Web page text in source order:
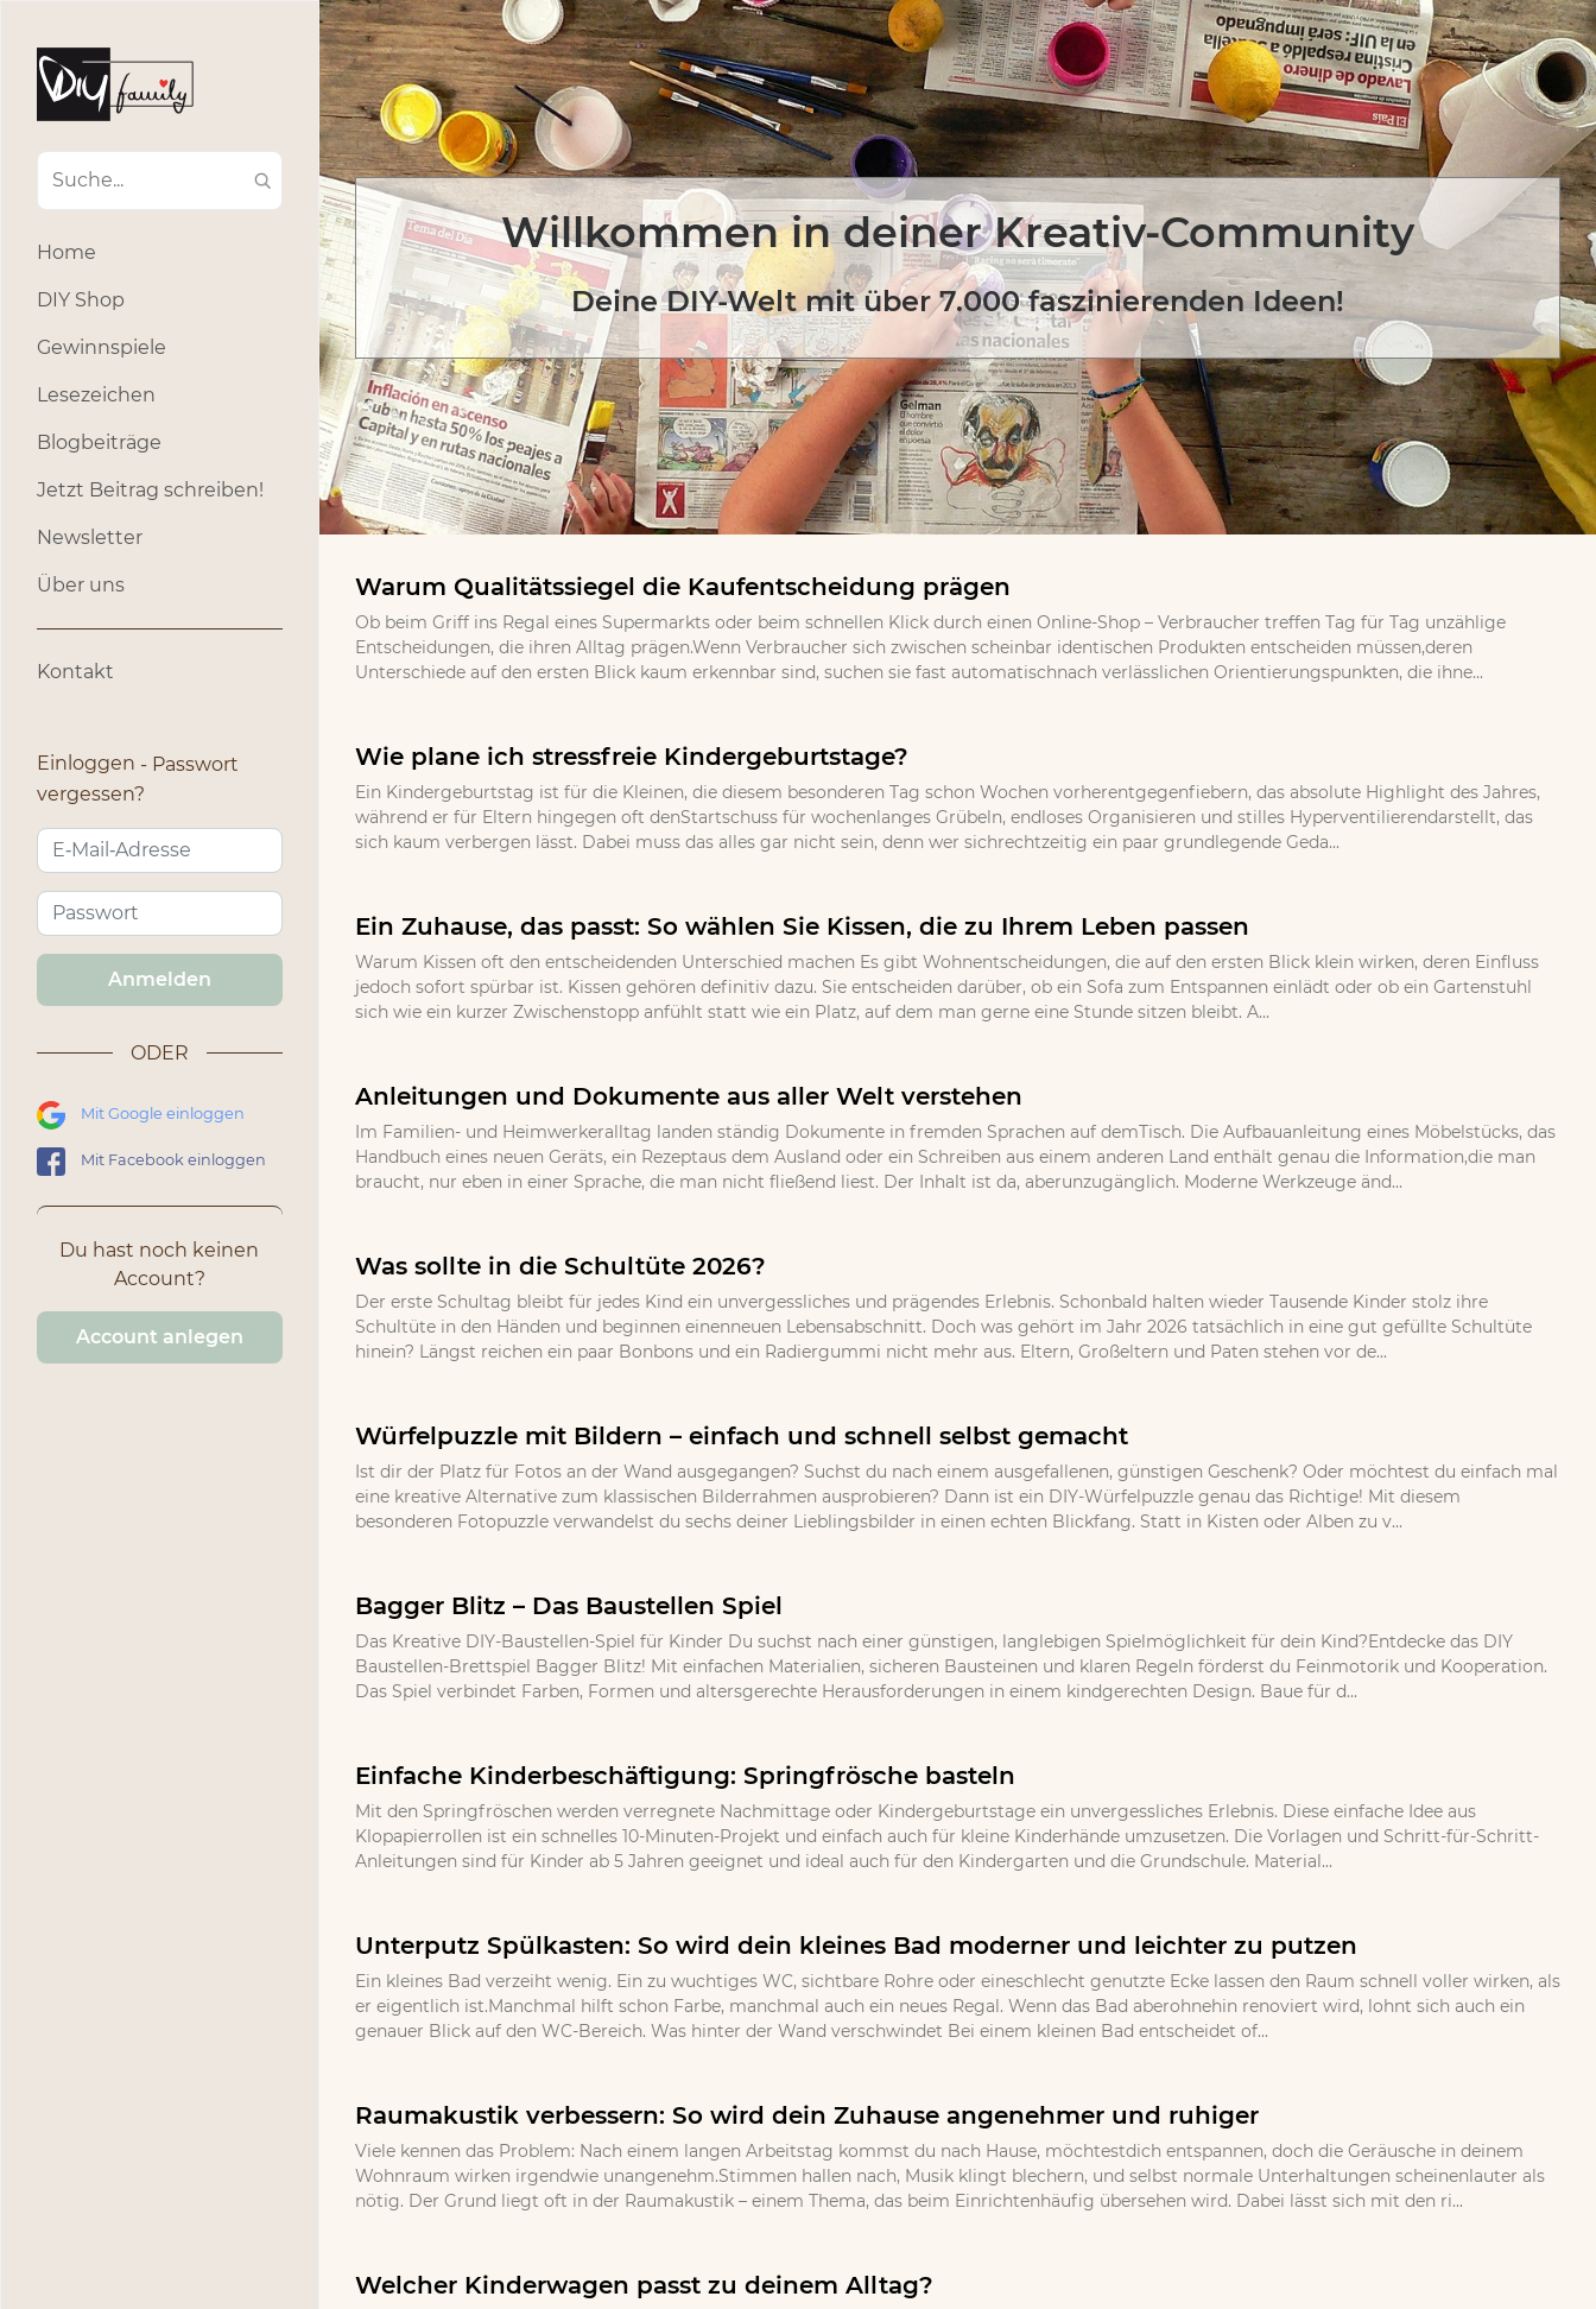
Home
DIY Shop
Gewinnspiele
Lesezeichen
Blogbeiträge
Jetzt Beitrag schreiben!
Newsletter
Über uns
Kontakt
Einloggen
Passwort
vergessen?
Anmelden
ODER
Mit Google einloggen
Mit Facebook einloggen
Du hast noch keinen
Account?
Account anlegen
Willkommen in deiner Kreativ-Community
Deine DIY-Welt mit über 7.000 faszinierenden Ideen!
Warum Qualitätssiegel die Kaufentscheidung prägen
Ob beim Griff ins Regal eines Supermarkts oder beim schnellen Klick durch einen Online-Shop – Verbraucher treffen Tag für Tag unzählige
Entscheidungen, die ihren Alltag prägen.Wenn Verbraucher sich zwischen scheinbar identischen Produkten entscheiden müssen,deren
Unterschiede auf den ersten Blick kaum erkennbar sind, suchen sie fast automatischnach verlässlichen Orientierungspunkten, die ihne...
Wie plane ich stressfreie Kindergeburtstage?
Ein Kindergeburtstag ist für die Kleinen, die diesem besonderen Tag schon Wochen vorherentgegenfiebern, das absolute Highlight des Jahres,
während er für Eltern hingegen oft denStartschuss für wochenlanges Grübeln, endloses Organisieren und stilles Hyperventilierendarstellt, das
sich kaum verbergen lässt. Dabei muss das alles gar nicht sein, denn wer sichrechtzeitig ein paar grundlegende Geda...
Ein Zuhause, das passt: So wählen Sie Kissen, die zu Ihrem Leben passen
Warum Kissen oft den entscheidenden Unterschied machen Es gibt Wohnentscheidungen, die auf den ersten Blick klein wirken, deren Einfluss
jedoch sofort spürbar ist. Kissen gehören definitiv dazu. Sie entscheiden darüber, ob ein Sofa zum Entspannen einlädt oder ob ein Gartenstuhl
sich wie ein kurzer Zwischenstopp anfühlt statt wie ein Platz, auf dem man gerne eine Stunde sitzen bleibt. A...
Anleitungen und Dokumente aus aller Welt verstehen
Im Familien- und Heimwerkeralltag landen ständig Dokumente in fremden Sprachen auf demTisch. Die Aufbauanleitung eines Möbelstücks, das
Handbuch eines neuen Geräts, ein Rezeptaus dem Ausland oder ein Schreiben aus einem anderen Land enthält genau die Information,die man
braucht, nur eben in einer Sprache, die man nicht fließend liest. Der Inhalt ist da, aberunzugänglich. Moderne Werkzeuge änd...
Was sollte in die Schultüte 2026?
Der erste Schultag bleibt für jedes Kind ein unvergessliches und prägendes Erlebnis. Schonbald halten wieder Tausende Kinder stolz ihre
Schultüte in den Händen und beginnen einenneuen Lebensabschnitt. Doch was gehört im Jahr 2026 tatsächlich in eine gut gefüllte Schultüte
hinein? Längst reichen ein paar Bonbons und ein Radiergummi nicht mehr aus. Eltern, Großeltern und Paten stehen vor de...
Würfelpuzzle mit Bildern – einfach und schnell selbst gemacht
Ist dir der Platz für Fotos an der Wand ausgegangen? Suchst du nach einem ausgefallenen, günstigen Geschenk? Oder möchtest du einfach mal
eine kreative Alternative zum klassischen Bilderrahmen ausprobieren? Dann ist ein DIY-Würfelpuzzle genau das Richtige! Mit diesem
besonderen Fotopuzzle verwandelst du sechs deiner Lieblingsbilder in einen echten Blickfang. Statt in Kisten oder Alben zu v...
Bagger Blitz – Das Baustellen Spiel
Das Kreative DIY-Baustellen-Spiel für Kinder Du suchst nach einer günstigen, langlebigen Spielmöglichkeit für dein Kind?Entdecke das DIY
Baustellen-Brettspiel Bagger Blitz! Mit einfachen Materialien, sicheren Bausteinen und klaren Regeln förderst du Feinmotorik und Kooperation.
Das Spiel verbindet Farben, Formen und altersgerechte Herausforderungen in einem kindgerechten Design. Baue für d...
Einfache Kinderbeschäftigung: Springfrösche basteln
Mit den Springfröschen werden verregnete Nachmittage oder Kindergeburtstage ein unvergessliches Erlebnis. Diese einfache Idee aus
Klopapierrollen ist ein schnelles 10-Minuten-Projekt und einfach auch für kleine Kinderhände umzusetzen. Die Vorlagen und Schritt-für-Schritt-
Anleitungen sind für Kinder ab 5 Jahren geeignet und ideal auch für den Kindergarten und die Grundschule. Material...
Unterputz Spülkasten: So wird dein kleines Bad moderner und leichter zu putzen
Ein kleines Bad verzeiht wenig. Ein zu wuchtiges WC, sichtbare Rohre oder eineschlecht genutzte Ecke lassen den Raum schnell voller wirken, als
er eigentlich ist.Manchmal hilft schon Farbe, manchmal auch ein neues Regal. Wenn das Bad aberohnehin renoviert wird, lohnt sich auch ein
genauer Blick auf den WC-Bereich. Was hinter der Wand verschwindet Bei einem kleinen Bad entscheidet of...
Raumakustik verbessern: So wird dein Zuhause angenehmer und ruhiger
Viele kennen das Problem: Nach einem langen Arbeitstag kommst du nach Hause, möchtestdich entspannen, doch die Geräusche in deinem
Wohnraum wirken irgendwie unangenehm.Stimmen hallen nach, Musik klingt blechern, und selbst normale Unterhaltungen scheinenlauter als
nötig. Der Grund liegt oft in der Raumakustik – einem Thema, das beim Einrichtenhäufig übersehen wird. Dabei lässt sich mit den ri...
Welcher Kinderwagen passt zu deinem Alltag?